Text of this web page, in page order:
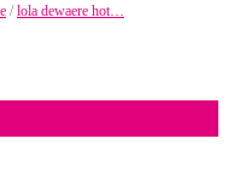
/ lola dewaere hot…